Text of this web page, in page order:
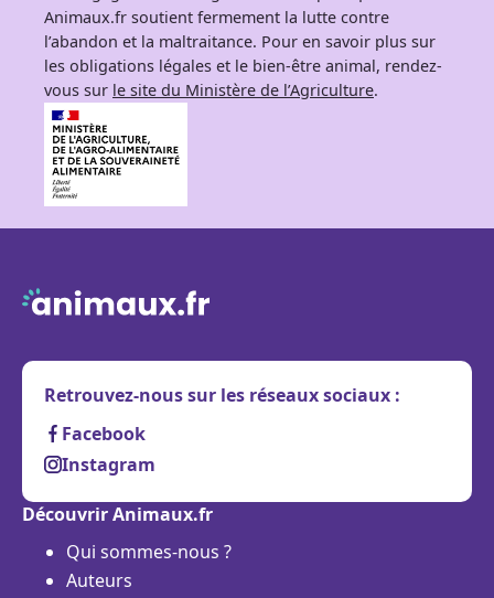
Animaux.fr soutient fermement la lutte contre
l’abandon et la maltraitance. Pour en savoir plus sur
les obligations légales et le bien-être animal, rendez-
vous sur le site du Ministère de l’Agriculture.
Retrouvez-nous sur les réseaux sociaux :
Facebook
Instagram
Découvrir Animaux.fr
Qui sommes-nous ?
Auteurs